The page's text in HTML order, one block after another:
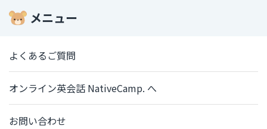
メニュー
よくあるご質問
オンライン英会話 NativeCamp. へ
お問い合わせ